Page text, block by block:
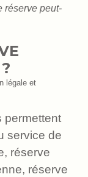
réserve peut-
légale et
permettent
service de
réserve
réserve